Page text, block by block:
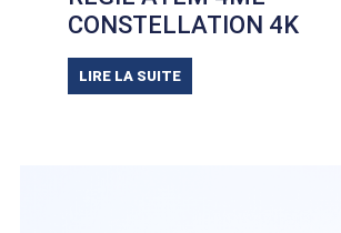
CONSTELLATION 4K
LIRE LA SUITE